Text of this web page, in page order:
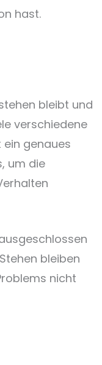
hast.
bleibt und
verschiedene
genaues
um die
bleiben
nicht